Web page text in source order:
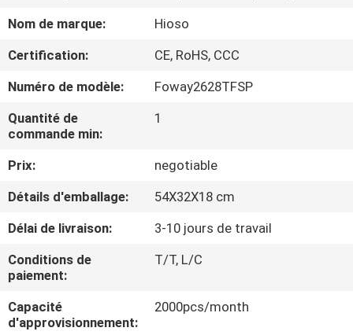
DE
VISITE
D'USINE
CONTRÔLE
DE
QUALITÉ
CONTACTEZ-
NOUS
Nom de marque:
Hioso
Certification:
CE, RoHS, CCC
Numéro de modèle:
Foway2628TFSP
Quantité de
commande min:
1
Prix:
negotiable
Détails d'emballage:
54X32X18 cm
Délai de livraison:
3-10 jours de travail
Conditions de
paiement:
T/T, L/C
Capacité
d'approvisionnement:
2000pcs/month